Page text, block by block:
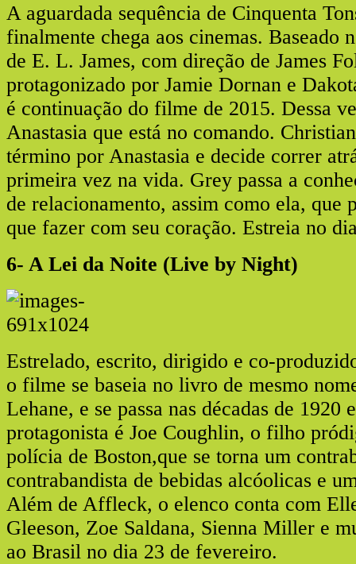
A aguardada sequência de Cinquenta
finalmente chega aos cinemas. Baseado
de E. L. James, com direção de James
protagonizado por Jamie Dornan e
é continuação do filme de 2015. Dessa
Anastasia que está no comando.
término por Anastasia e decide correr
primeira vez na vida. Grey passa a
de relacionamento, assim como ela, que
que fazer com seu coração. Estreia no
6- A Lei da Noite (Live by Night)
Estrelado, escrito, dirigido e co-
o filme se baseia no livro de mesmo
Lehane, e se passa nas décadas de 1920
protagonista é Joe Coughlin, o filho
polícia de Boston,que se torna um
contrabandista de bebidas alcóolicas e
Além de Affleck, o elenco conta com
Gleeson, Zoe Saldana, Sienna Miller e
ao Brasil no dia 23 de fevereiro.